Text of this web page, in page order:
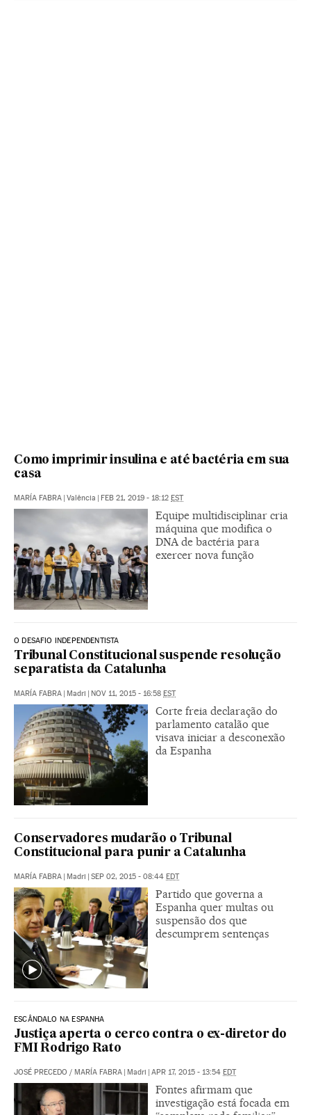
Como imprimir insulina e até bactéria em sua
casa
MARÍA FABRA Valência FEB 21, 2019 - 18:12 EST
Equipe multidisciplinar cria
máquina que modifica o
DNA de bactéria para
exercer nova função
O DESAFIO INDEPENDENTISTA
Tribunal Constitucional suspende resolução
separatista da Catalunha
MARÍA FABRA Madri NOV 11, 2015 - 16:58 EST
Corte freia declaração do
parlamento catalão que
visava iniciar a desconexão
da Espanha
Conservadores mudarão o Tribunal
Constitucional para punir a Catalunha
MARÍA FABRA | Madri | SEP 02, 2015 - 08:44 EDT
Partido que governa a
Espanha quer multas ou
suspensão dos que
descumprem sentenças
ESCÂNDALO NA ESPANHA
Justiça aperta o cerco contra o ex-diretor do
FMI Rodrigo Rato
JOSÉ PRECEDO / MARÍA FABRA | Madri | APR 17, 2015 - 13:54 EDT
Fontes afirmam que
investigação está focada em